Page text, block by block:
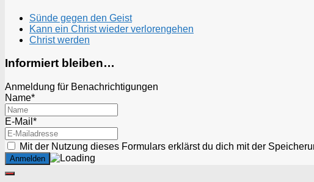
Sünde gegen den Geist
Kann ein Christ wieder verlorengehen
Christ werden
Informiert bleiben…
Anmeldung für Benachrichtigungen
Name*
E-Mail*
Mit der Nutzung dieses Formulars erklärst du dich mit der